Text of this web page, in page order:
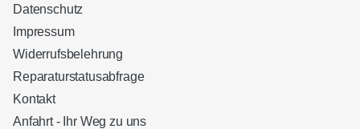
Datenschutz
Impressum
Widerrufsbelehrung
Reparaturstatusabfrage
Kontakt
Anfahrt - Ihr Weg zu uns